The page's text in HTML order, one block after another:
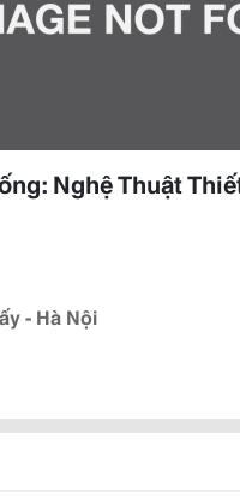
Nghệ Thuật
- Hà Nội